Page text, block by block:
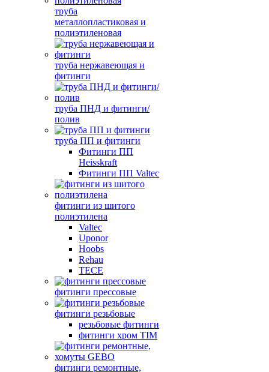
труба
металлопластиковая и
полиэтиленовая
труба нержавеющая и
фитинги
труба ПНД и фитинги/
полив
труба ПП и фитинги
Фитинги ПП
Heisskraft
Фитинги ПП Valtec
фитинги из шитого
полиэтилена
Valtec
Uponor
Hoobs
Rehau
TECE
фитинги прессовые
фитинги резьбовые
резьбовые фитинги
фитинги хром TIM
фитинги ремонтные,